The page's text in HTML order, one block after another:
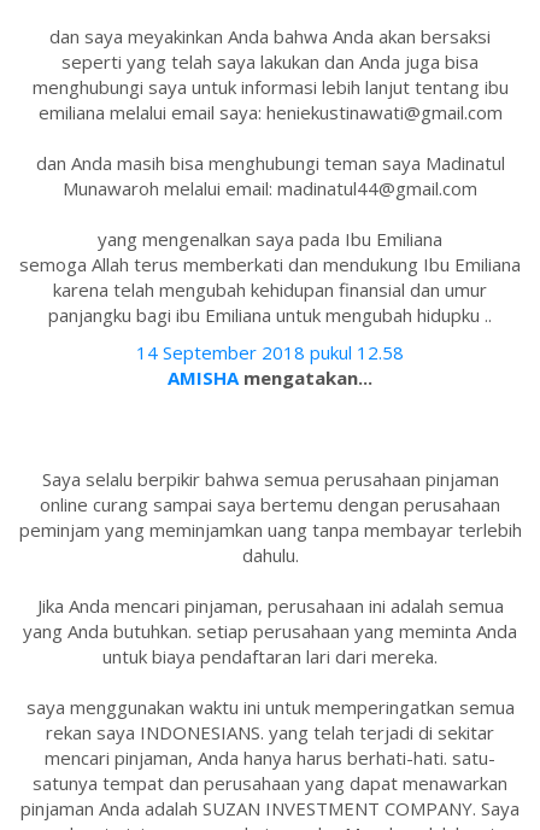
dan saya meyakinkan Anda bahwa Anda akan bersaksi
seperti yang telah saya lakukan dan Anda juga bisa
menghubungi saya untuk informasi lebih lanjut tentang ibu
emiliana melalui email saya: heniekustinawati@gmail.com
dan Anda masih bisa menghubungi teman saya Madinatul
Munawaroh melalui email: madinatul44@gmail.com
yang mengenalkan saya pada Ibu Emiliana
semoga Allah terus memberkati dan mendukung Ibu Emiliana
karena telah mengubah kehidupan finansial dan umur
panjangku bagi ibu Emiliana untuk mengubah hidupku ..
14 September 2018 pukul 12.58
AMISHAmengatakan...
Saya selalu berpikir bahwa semua perusahaan pinjaman
online curang sampai saya bertemu dengan perusahaan
peminjam yang meminjamkan uang tanpa membayar terlebih
dahulu.
Jika Anda mencari pinjaman, perusahaan ini adalah semua
yang Anda butuhkan. setiap perusahaan yang meminta Anda
untuk biaya pendaftaran lari dari mereka.
saya menggunakan waktu ini untuk memperingatkan semua
rekan saya INDONESIANS. yang telah terjadi di sekitar
mencari pinjaman, Anda hanya harus berhati-hati. satu-
satunya tempat dan perusahaan yang dapat menawarkan
pinjaman Anda adalah SUZAN INVESTMENT COMPANY. Saya